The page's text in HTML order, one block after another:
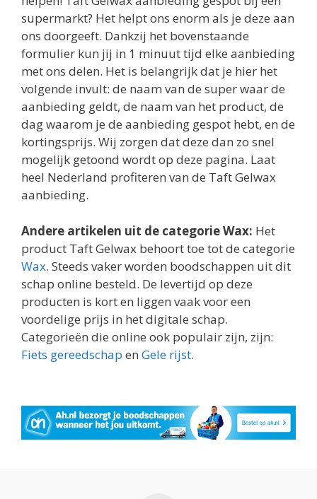
supermarkt? Het helpt ons enorm als je deze aan
ons doorgeeft. Dankzij het bovenstaande
formulier kun jij in 1 minuut tijd elke aanbieding
met ons delen. Het is belangrijk dat je hier het
volgende invult: de naam van de super waar de
aanbieding geldt, de naam van het product, de
dag waarom je de aanbieding gespot hebt, en de
kortingsprijs. Wij zorgen dat deze dan zo snel
mogelijk getoond wordt op deze pagina. Laat
heel Nederland profiteren van de Taft Gelwax
aanbieding.
Andere artikelen uit de categorie Wax: Het
product Taft Gelwax behoort toe tot de categorie
Wax. Steeds vaker worden boodschappen uit dit
schap online besteld. De levertijd op deze
producten is kort en liggen vaak voor een
voordelige prijs in het digitale schap.
Categorieën die online ook populair zijn, zijn:
Fiets gereedschap en Gele rijst.